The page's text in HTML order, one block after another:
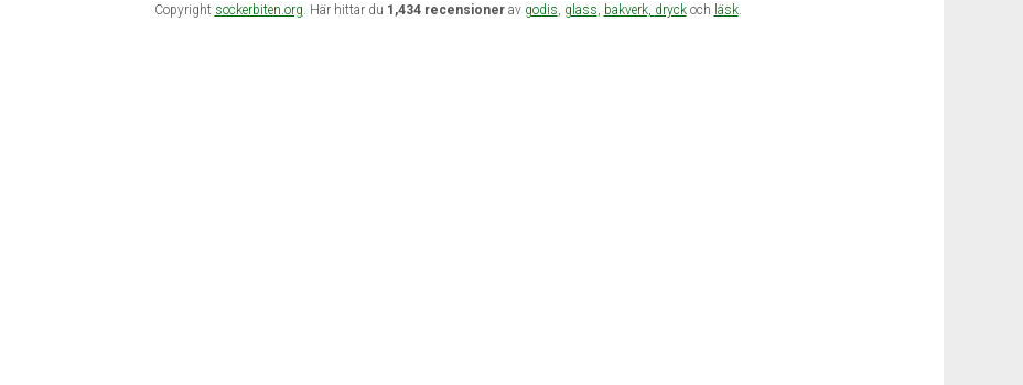
Copyright sockerbiten.org. Här hittar du 1,434 recensionerav godis, glass, bakverk, dryckoch läsk.